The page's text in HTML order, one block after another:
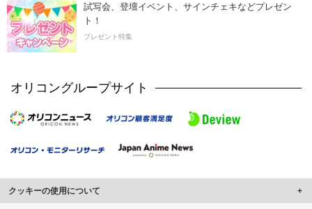
試写会、登壇イベント、サインチェキなどプレゼン
ト！
プレゼント特集
オリコングループサイト
クッキーの使用について